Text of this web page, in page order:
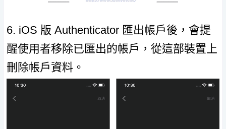
6. iOS 版 Authenticator 匯出帳戶後，會提
醒使用者移除已匯出的帳戶，從這部裝置上
刪除帳戶資料。